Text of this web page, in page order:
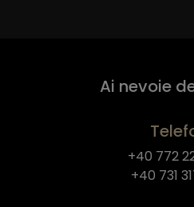
Ai nevoie
+40 772
+40 731